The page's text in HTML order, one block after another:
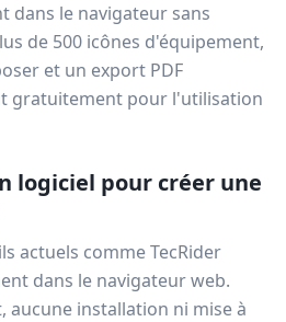
dans le navigateur sans
de 500 icônes d'équipement,
et un export PDF
gratuitement pour l'utilisation
logiciel pour créer une
actuels comme TecRider
dans le navigateur web.
aucune installation ni mise à